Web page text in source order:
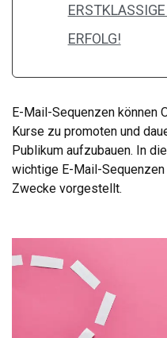
ERFOLG!
E-Mail-Sequenzen können
Kurse zu promoten und
Publikum aufzubauen. In
wichtige E-Mail-
Zwecke vorgestellt.